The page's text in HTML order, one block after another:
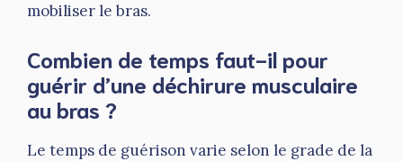
mobiliser le bras.
Combien de temps faut-il pour
guérir d’une déchirure musculaire
au bras ?
Le temps de guérison varie selon le grade de la